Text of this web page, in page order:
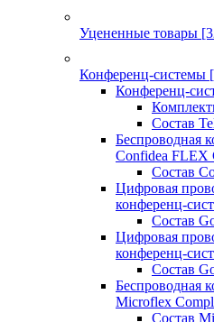
Уцененные товары
Конференц-системы
Конференц-
Состав
Беспроводная
Confidea FLEX
Состав
Цифровая
конференц-
Состав
Цифровая
конференц-
Состав
Беспроводная
Microflex
Состав